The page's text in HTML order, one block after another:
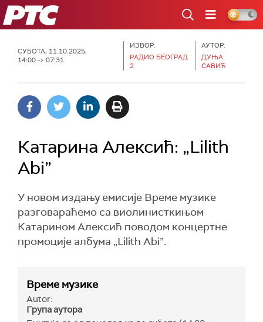
РТС
СУБОТА, 11.10.2025,
14:00 -> 07:31
ИЗВОР:
РАДИО БЕОГРАД
2
АУТОР:
ДУЊА
САВИЋ
Катарина Алексић: „Lilith
Abi”
У новом издању емисије Време музике
разговараћемо са виолинисткињом
Катарином Алексић поводом концертне
промоције албума „Lilith Abi”.
Време музике
Autor:
Група аутора